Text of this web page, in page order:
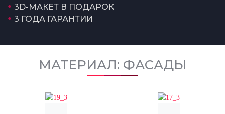
3D-МАКЕТ В ПОДАРОК
3 ГОДА ГАРАНТИИ
МАТЕРИАЛ: ФАСАДЫ